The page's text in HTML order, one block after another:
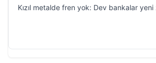
Kızıl metalde fren yok: Dev bankalar